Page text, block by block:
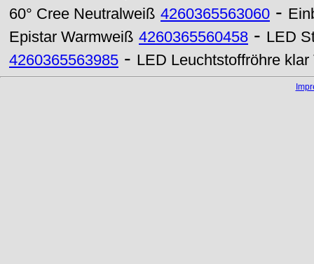
60° Cree Neutralweiß 4260365563060 -
Epistar Warmweiß 4260365560458 - LED
4260365563985 - LED Leuchtstoffröhre